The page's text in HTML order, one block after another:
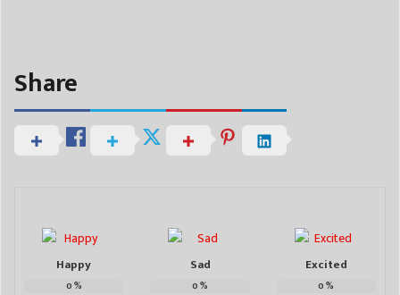
Share
Happy
0%
Sad
0%
Excited
0%